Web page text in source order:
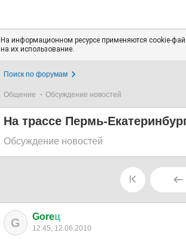
На информационном ресурсе применяются cookie-
на их использование.
Поиск по форумам
Общение Обсуждение новостей
На трассе Пермь-
Обсуждение новостей
G Goreц
12:45, 12.06.2010